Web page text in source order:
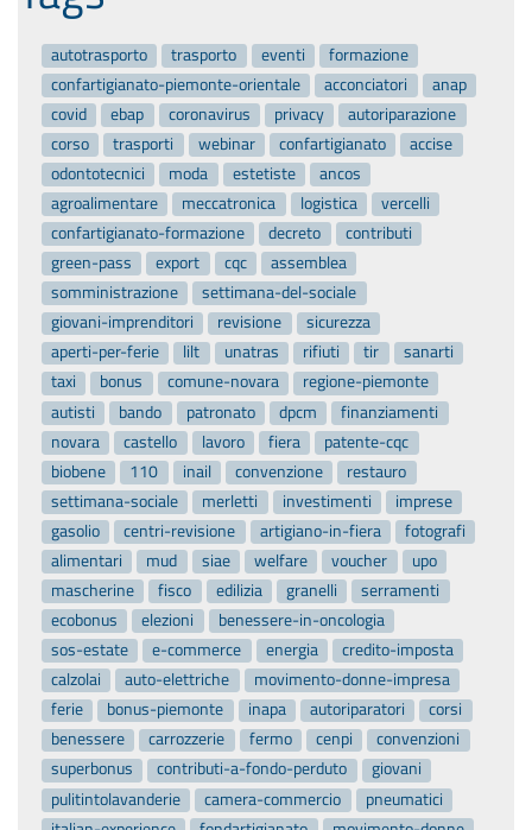
autotrasporto trasporto eventi
formazione
confartigianato-piemonte-orientale
acconciatori
anap
covid
ebap coronavirus privacy
autoriparazione
corso
trasporti webinar confartigianato
accise
odontotecnici
moda estetiste
ancos
agroalimentare
meccatronica logistica
vercelli
confartigianato-formazione
decreto
contributi
green-pass
export cqc
assemblea
somministrazione
settimana-del-sociale
giovani-imprenditori
revisione
sicurezza
aperti-per-ferie
lilt unatras rifiuti tir
sanarti
taxi
bonus comune-novara
regione-piemonte
autisti
bando patronato dpcm
finanziamenti
novara
castello lavoro fiera
patente-cqc
biobene
110 inail convenzione
restauro
settimana-sociale
merletti investimenti
imprese
gasolio
centri-revisione artigiano-in-fiera
fotografi
alimentari
mud siae welfare voucher
upo
mascherine
fisco edilizia granelli
serramenti
ecobonus
elezioni
benessere-in-oncologia
sos-estate
e-commerce energia
credito-imposta
calzolai
auto-elettriche
movimento-donne-impresa
ferie
bonus-piemonte inapa autoriparatori
corsi
benessere
carrozzerie fermo cenpi
convenzioni
superbonus
contributi-a-fondo-perduto
giovani
pulitintolavanderie
camera-commercio
pneumatici